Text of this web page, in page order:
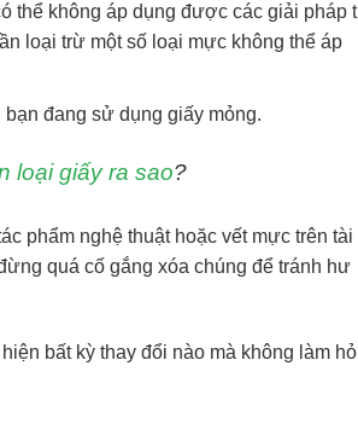
thể không áp dụng được các giải pháp
loại trừ một số loại mực không thể áp
đang sử dụng giấy mỏng.
loại giấy ra sao?
phẩm nghệ thuật hoặc vết mực trên tài
quá cố gắng xóa chúng để tránh hư
bất kỳ thay đổi nào mà không làm